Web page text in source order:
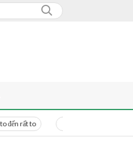
Danh tính người phụ nữ bị bạn